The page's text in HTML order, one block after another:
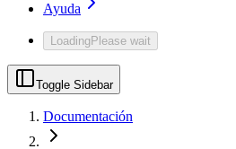
Ayuda
LoadingPlease wait
Toggle Sidebar
Documentación